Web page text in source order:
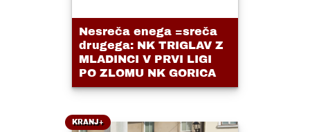
Nesreča enega =sreča
drugega: NK TRIGLAV Z
MLADINCI V PRVI LIGI
PO ZLOMU NK GORICA
KRANJ+